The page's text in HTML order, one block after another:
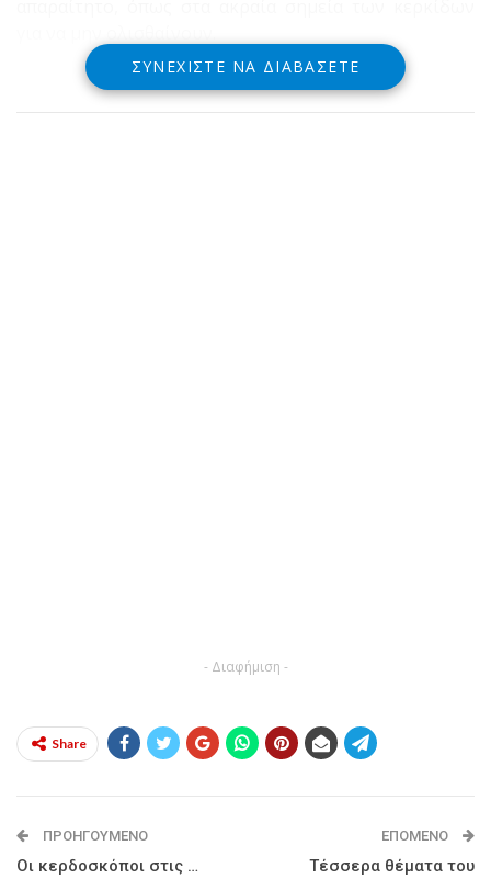
ΣΥΝΕΧΊΣΤΕ ΝΑ ΔΙΑΒΆΣΕΤΕ
- Διαφήμιση -
Share
ΠΡΟΗΓΟΎΜΕΝΟ
Οι κερδοσκόποι στις …
ΕΠΌΜΕΝΟ
Τέσσερα θέματα του